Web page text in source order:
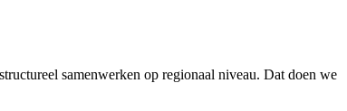
samenwerken op regionaal niveau. Dat doen we